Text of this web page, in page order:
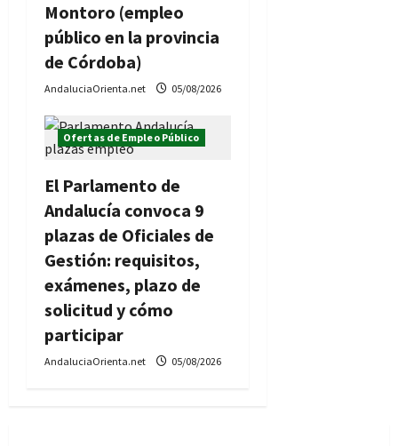
Montoro (empleo
público en la provincia
de Córdoba)
AndaluciaOrienta.net 05/08/2026
Ofertas de Empleo Público
El Parlamento de
Andalucía convoca 9
plazas de Oficiales de
Gestión: requisitos,
exámenes, plazo de
solicitud y cómo
participar
AndaluciaOrienta.net 05/08/2026